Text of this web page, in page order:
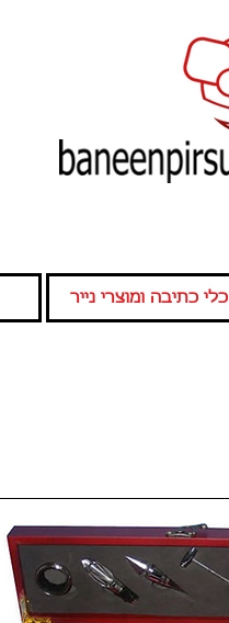
כלי כתיבה ומוצרי נייר